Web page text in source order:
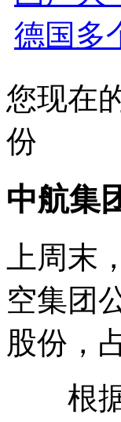
德国多
您现在
份
中航集
上周末
空集团
股份，
根据